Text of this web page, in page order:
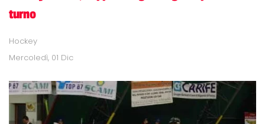
turno
Hockey
Mercoledì, 01 Dic